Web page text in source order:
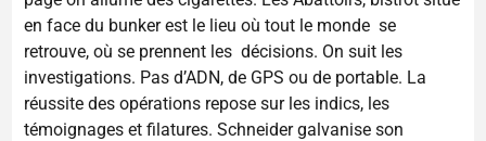
en face du bunker est le lieu où tout le monde se
retrouve, où se prennent les décisions. On suit les
investigations. Pas d’ADN, de GPS ou de portable. La
réussite des opérations repose sur les indics, les
témoignages et filatures. Schneider galvanise son